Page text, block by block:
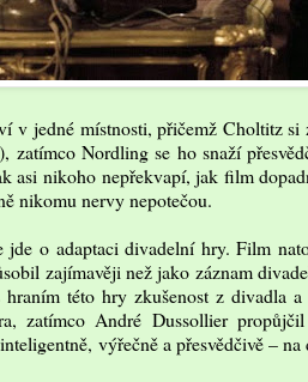
jedné místnosti, přičemž Choltitz si
Nordling se ho snaží
nikoho nepřekvapí, jak film
nikomu nervy nepotečou.
o adaptaci divadelní hry. Film
zajímavěji než jako záznam
této hry zkušenost z divadla
zatímco André Dussollier
výřečně a přesvědčivě –